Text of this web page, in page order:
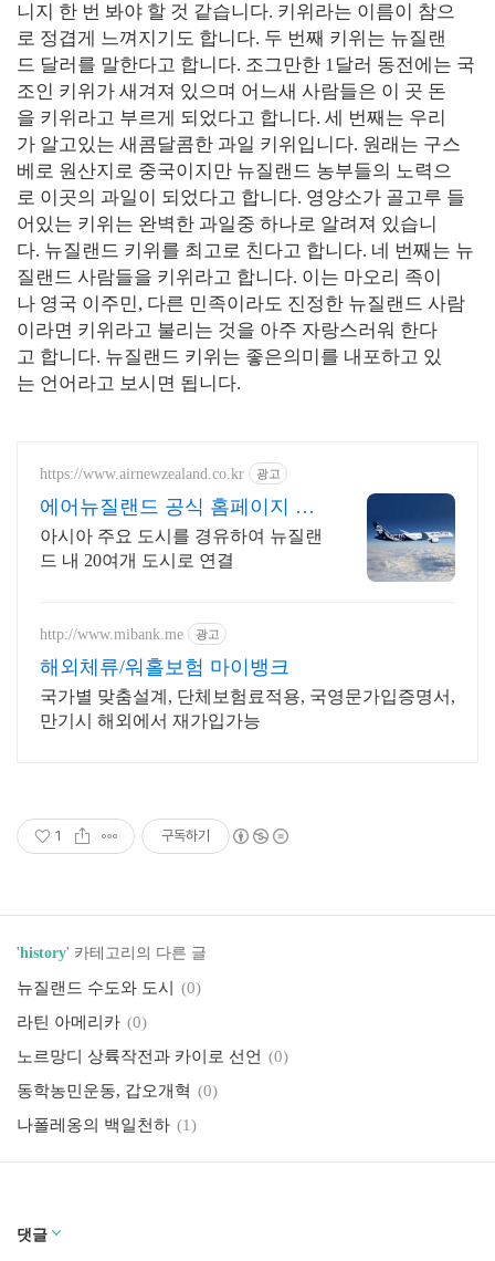
니지 한 번 봐야 할 것 같습니다. 키위라는 이름이 참으
로 정겹게 느껴지기도 합니다. 두 번째 키위는 뉴질랜
드 달러를 말한다고 합니다. 조그만한 1달러 동전에는 국
조인 키위가 새겨져 있으며 어느새 사람들은 이 곳 돈
을 키위라고 부르게 되었다고 합니다. 세 번째는 우리
가 알고있는 새콤달콤한 과일 키위입니다. 원래는 구스
베로 원산지로 중국이지만 뉴질랜드 농부들의 노력으
로 이곳의 과일이 되었다고 합니다. 영양소가 골고루 들
어있는 키위는 완벽한 과일중 하나로 알려져 있습니
다. 뉴질랜드 키위를 최고로 친다고 합니다. 네 번째는 뉴
질랜드 사람들을 키위라고 합니다. 이는 마오리 족이
나 영국 이주민, 다른 민족이라도 진정한 뉴질랜드 사람
이라면 키위라고 불리는 것을 아주 자랑스러워 한다
고 합니다. 뉴질랜드 키위는 좋은의미를 내포하고 있
는 언어라고 보시면 됩니다.
https://www.airnewzealand.co.kr 광고
에어뉴질랜드 공식 홈페이지 항
공권 예약 및 여행 정보
아시아 주요 도시를 경유하여 뉴질랜
드 내 20여개 도시로 연결
http://www.mibank.me 광고
해외체류/워홀보험 마이뱅크
국가별 맞춤설계, 단체보험료적용, 국영문가입증명서,
만기시 해외에서 재가입가능
1 구독하기
'history' 카테고리의 다른 글
뉴질랜드 수도와 도시
(0)
라틴 아메리카 (0)
노르망디 상륙작전과 카이로 선언 (0)
동학농민운동, 갑오개혁 (0)
나폴레옹의 백일천하 (1)
댓글